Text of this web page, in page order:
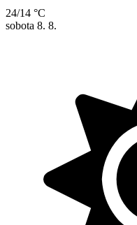
24/14 °C
sobota 8. 8.